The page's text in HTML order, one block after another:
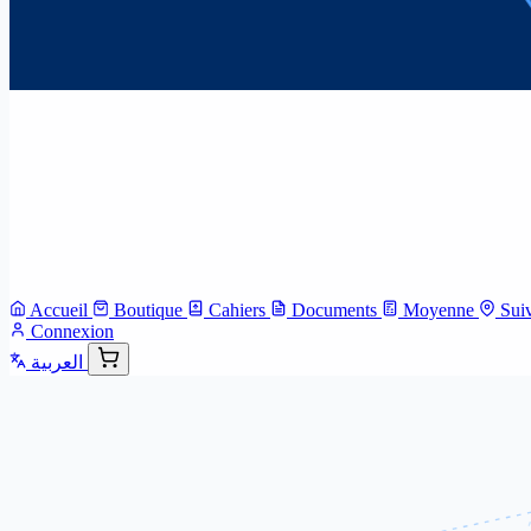
Accueil Boutique Cahiers Documents Moyenne
Connexion
العربية